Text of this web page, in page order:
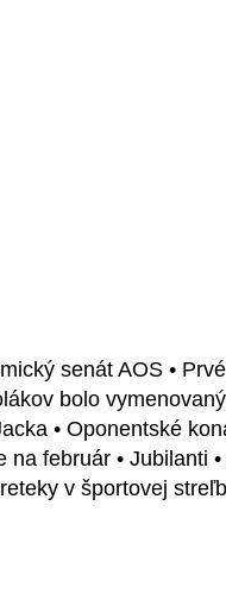
senát AOS •
bolo
• Oponentské
február •
v športovej